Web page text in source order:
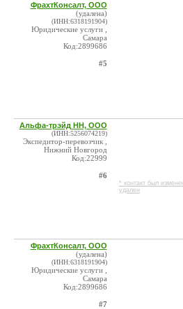
ФрахтКонсалт, ООО
(удалена)
(ИНН:6318191904)
Юридические услуги ,
Самара
Код:2899686
#5
Альфа-трэйд НН, ООО
(ИНН:5256074219)
Экспедитор-перевозчик ,
Нижний Новгород
Код:22999
#6
* контакт был
удален
ФрахтКонсалт, ООО
(удалена)
(ИНН:6318191904)
Юридические услуги ,
Самара
Код:2899686
#7